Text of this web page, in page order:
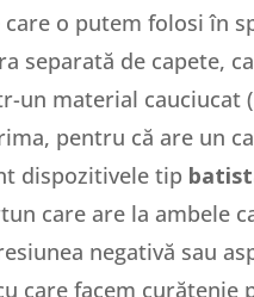
o putem folosi în
separată de capete,
un material cauciucat
pentru că are un
dispozitivele tip
care are la ambele
negativă sau
care facem curățenie